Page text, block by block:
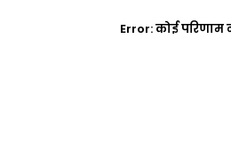
Error:कोई परिणाम